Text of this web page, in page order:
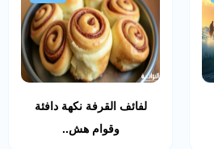
لفائف القرفة نكهة دافئة
وقوام هش..